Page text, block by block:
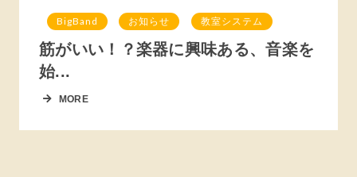
BigBand お知らせ 教室システム
筋がいい！？楽器に興味ある、音楽を
始...
MORE